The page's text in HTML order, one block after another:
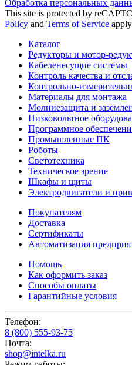
Обработка персональных
This site is protected by
Policy and Terms of Service
Каталог
Редукторы и мотор-
Кабеленесущие системы
Контроль качества и
Контрольно-
Материалы для монтажа
Молниезащита и
Низковольтное
Программное
Промышленные ПК
Роботы
Светотехника
Техническое зрение
Шкафы и щиты
Электродвигатели и
Покупателям
Доставка
Сертификаты
Автоматизация
Помощь
Как оформить заказ
Способы оплаты
Гарантийные условия
Телефон:
8 (800) 555-93-75
Почта:
shop@intelka.ru